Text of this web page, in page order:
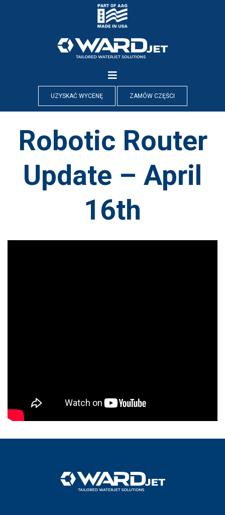
UZYSKAĆ WYCENĘ ZAMÓW CZĘŚCI
Robotic Router
Update – April
16th